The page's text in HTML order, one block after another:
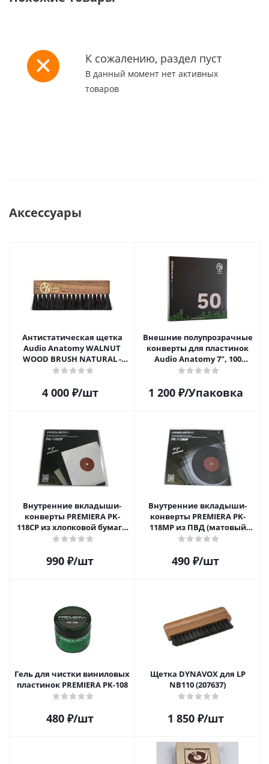
К сожалению, раздел пуст
В данный момент нет активных
товаров
Аксессуары
Антистатическая щетка
Audio Anatomy WALNUT
WOOD BRUSH NATURAL -
DELUXE
4 000₽/шт
Внешние полупрозрачные
конверты для пластинок
Audio Anatomy 7", 100
микрон, полиэтилен (50 шт)
1 200₽/Упаковка
Внутренние вкладыши-
конверты PREMIERA PK-
118CP из хлопковой бумаги
для 12" виниловых
990 ₽/шт
Внутренние вкладыши-
конверты PREMIERA PK-
118MP из ПВД (матовый
пластик) для 12" виниловых
490 ₽/шт
Гель для чистки виниловых
пластинок PREMIERA PK-108
480 ₽/шт
Щетка DYNAVOX для LP
NB110 (207637)
1 850₽/шт